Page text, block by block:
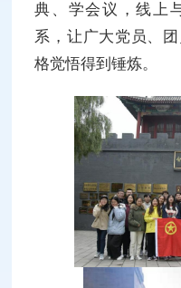
典、学会议，线上
系，让广大党员、
格觉悟得到锤炼。